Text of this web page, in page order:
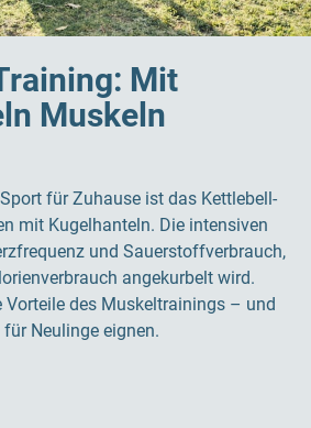
Mit
Muskeln
für Zuhause ist das Kettlebell-
mit Kugelhanteln. Die intensiven
und Sauerstoffverbrauch,
angekurbelt wird.
Vorteile des Muskeltrainings – und
Neulinge eignen.